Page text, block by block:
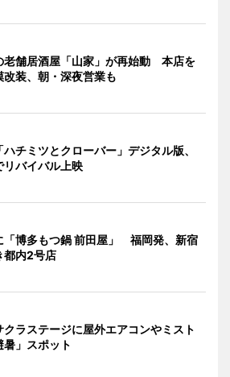
老舗居酒屋「山家」が再始動 本店を
改装、朝・深夜営業も
ハチミツとクローバー」デジタル版、
リバイバル上映
「博多もつ鍋 前田屋」 福岡発、新宿
都内2号店
クラステージに屋外エアコンやミスト
暑」スポット